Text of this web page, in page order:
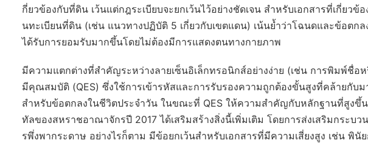
กี่ยวข้องกับที่ดิน เว้นแต่กฎระเบียบจะยกเว้นไว้อย่างชัดเจน สำหรับเอกสารที่เกี่ยว
นทะเบียนที่ดิน (เช่น แนวทางปฏิบัติ 5 เกี่ยวกับเขตแดน) เน้นย้ำว่าโฉนดและข้อตก
ได้รับการยอมรับมากขึ้นโดยไม่ต้องมีการแสดงตนทางกายภาพ
มีความแตกต่างที่สำคัญระหว่างลายเซ็นอิเล็กทรอนิกส์อย่างง่าย (เช่น การพิมพ์ชื่อ
มีคุณสมบัติ (QES) ซึ่งใช้การเข้ารหัสและการรับรองความถูกต้องขั้นสูงที่คล้ายกับม
สำหรับข้อตกลงในชีวิตประจำวัน ในขณะที่ QES ให้ความสำคัญกับหลักฐานที่สูง
ทัลของสหราชอาณาจักรปี 2017 ได้เสริมสร้างสิ่งนี้เพิ่มเติม โดยการส่งเสริมกระบ
รพึ่งพากระดาษ อย่างไรก็ตาม มีข้อยกเว้นสำหรับเอกสารที่มีความเสี่ยงสูง เช่น พิ